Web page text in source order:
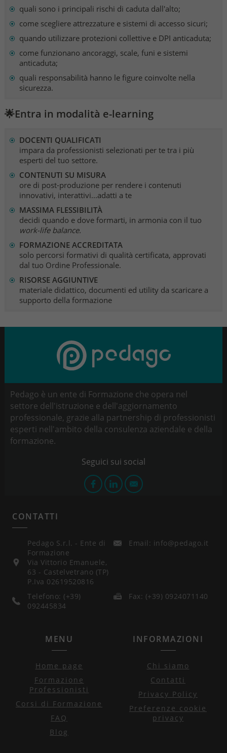
quali sono i principali rischi di caduta dall'alto;
come scegliere attrezzature e sistemi di accesso sicuri;
quando utilizzare protezioni collettive e DPI anticaduta;
come funzionano ancoraggi, scale, funi e sistemi
anticaduta;
quali responsabilità hanno le figure coinvolte nella
sicurezza.
🌟Entra in modalità e-learning
DOCENTI QUALIFICATI
impara da professionisti selezionati per te tra i più
esperti del tuo settore.
CONTENUTI SU MISURA
ore di post-produzione per rendere i contenuti
innovativi, interattivi...adatti a te
MASSIMA FLESSIBILITÀ
decidi quando e dove formarti, in armonia con il tuo
work-life balance.
FORMAZIONE ACCREDITATA
solo percorsi formativi di qualità certificata, approvati
dal tuo Ordine Professionale.
RISORSE AGGIUNTIVE
materiale didattico, documenti ed utility da scaricare a
supporto della formazione
Pedago è un ente di Formazione che opera nel
settore dell'istruzione e dell'aggiornamento
professionale, grazie alla partnership di professionisti
esperti nell'ambito della consulenza aziendale e della
formazione.
CONTATTI
Pedago S.r.l. - Ente di
Formazione
Via Vittorio Emanuele,
63 - Castelvetrano (TP)
P.Iva 02619520816
Email: info@pedago.it
Telefono: (+39)
092445834
Fax: (+39) 0924071140
MENU
Home page
Formazione
Professionisti
Corsi di Formazione
FAQ
Blog
INFORMAZIONI
Chi siamo
Contatti
Privacy Policy
Preferenze cookie
privacy